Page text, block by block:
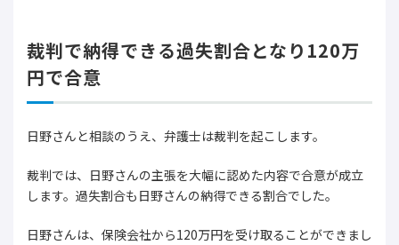
裁判で納得できる過失割合となり120万
円で合意
日野さんと相談のうえ、弁護士は裁判を起こします。
裁判では、日野さんの主張を大幅に認めた内容で合意が成立
します。過失割合も日野さんの納得できる割合でした。
日野さんは、保険会社から120万円を受け取ることができまし